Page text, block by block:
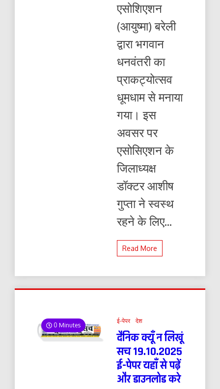
एसोशिएशन
(आयुष्मा) बरेली
द्वारा भगवान
धनवंतरी का
प्राकट्योत्सव
धूमधाम से मनाया
गया। इस
अवसर पर
एसोसिएशन के
जिलाध्यक्ष
डॉक्टर आशीष
गुप्ता ने स्वस्थ
रहने के लिए...
Read More
0 Minutes
ई-पेपर देश
दैनिक क्यूँ न लिखूं
सच 19.10.2025
ई-पेपर यहाँ से पढ़ें
और डाउनलोड करे